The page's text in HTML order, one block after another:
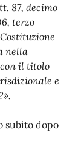
87, decimo
terzo
nella
il titolo
e
subito dopo